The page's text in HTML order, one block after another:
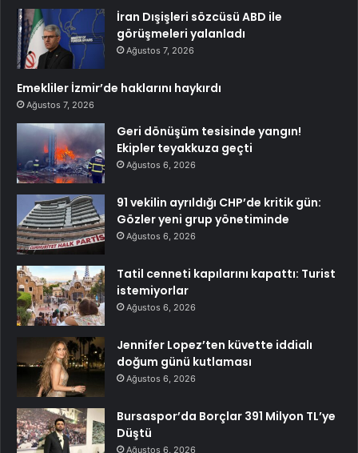
İran Dışişleri sözcüsü ABD ile
görüşmeleri yalanladı
Ağustos 7, 2026
Emekliler İzmir’de haklarını haykırdı
Ağustos 7, 2026
Geri dönüşüm tesisinde yangın!
Ekipler teyakkuza geçti
Ağustos 6, 2026
91 vekilin ayrıldığı CHP’de kritik gün:
Gözler yeni grup yönetiminde
Ağustos 6, 2026
Tatil cenneti kapılarını kapattı: Turist
istemiyorlar
Ağustos 6, 2026
Jennifer Lopez’ten küvette iddialı
doğum günü kutlaması
Ağustos 6, 2026
Bursaspor’da Borçlar 391 Milyon TL’ye
Düştü
Ağustos 6, 2026